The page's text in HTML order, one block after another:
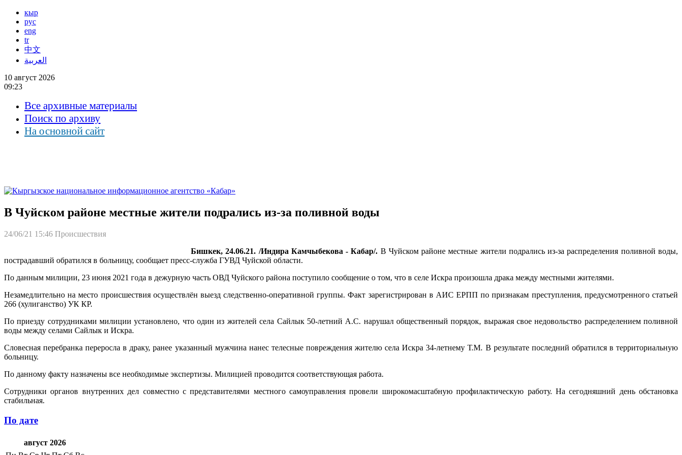
кыр
рус
eng
tr
中文
العربية
10 август 2026
09:23
Все архивные материалы
Поиск по архиву
На основной сайт
В Чуйском районе местные жители подрались из-за поливной воды
24/06/21 15:46 Происшествия
Бишкек, 24.06.21. /Индира Камчыбекова - Кабар/. В Чуйском районе местные жители подрались из-за распределения поливной воды,
пострадавший обратился в больницу, сообщает пресс-служба ГУВД Чуйской области.
По данным милиции, 23 июня 2021 года в дежурную часть ОВД Чуйского района поступило сообщение о том, что в селе Искра произошла драка между местными жителями.
Незамедлительно на место происшествия осуществлён выезд следственно-оперативной группы. Факт зарегистрирован в АИС ЕРПП по признакам преступления, предусмотренного статьей
266 (хулиганство) УК КР.
По приезду сотрудниками милиции установлено, что один из жителей села Сайлык 50-летний А.С. нарушал общественный порядок, выражая свое недовольство распределением поливной
воды между селами Сайлык и Искра.
Словесная перебранка переросла в драку, ранее указанный мужчина нанес телесные повреждения жителю села Искра 34-летнему Т.М. В результате последний обратился в территориальную
больницу.
По данному факту назначены все необходимые экспертизы. Милицией проводится соответствующая работа.
Сотрудники органов внутренних дел совместно с представителями местного самоуправления провели широкомасштабную профилактическую работу. На сегодняшний день обстановка
стабильная.
По дате
август 2026